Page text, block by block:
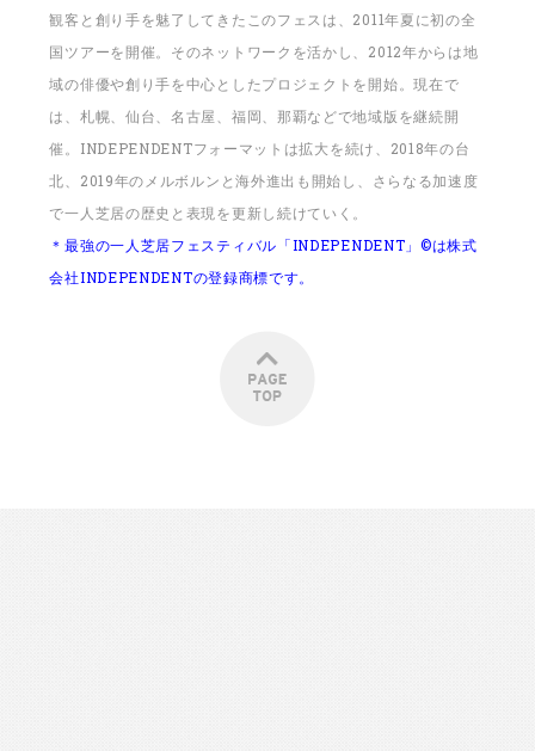
観客と創り手を魅了してきたこのフェスは、2011年夏に初の全
国ツアーを開催。そのネットワークを活かし、2012年からは地
域の俳優や創り手を中心としたプロジェクトを開始。現在で
は、札幌、仙台、名古屋、福岡、那覇などで地域版を継続開
催。INDEPENDENTフォーマットは拡大を続け、2018年の台
北、2019年のメルボルンと海外進出も開始し、さらなる加速度
で一人芝居の歴史と表現を更新し続けていく。
＊最強の一人芝居フェスティバル「INDEPENDENT」©は株式
会社INDEPENDENTの登録商標です。